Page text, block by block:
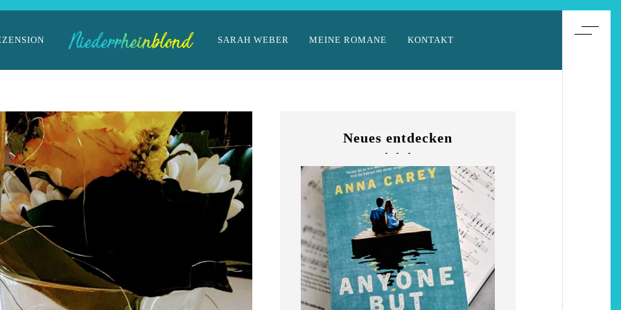
SARAH WEBER MEINE ROMANE KONTAKT
Neues entdecken
Landhaus
2026
Niederrhein-Buch:
Eisvogelträume
11. März 2026